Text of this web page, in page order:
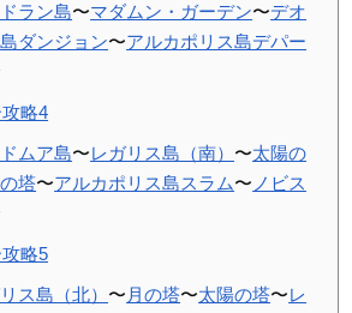
ラン島〜マダムン・ガーデン〜デオ
ダンジョン〜アルカポリス島デパー
略4
ムア島〜レガリス島（南） 〜太陽の
塔〜アルカポリス島スラム〜 ノビス
略5
ス島（北） 〜 月の塔〜太陽の塔〜レ